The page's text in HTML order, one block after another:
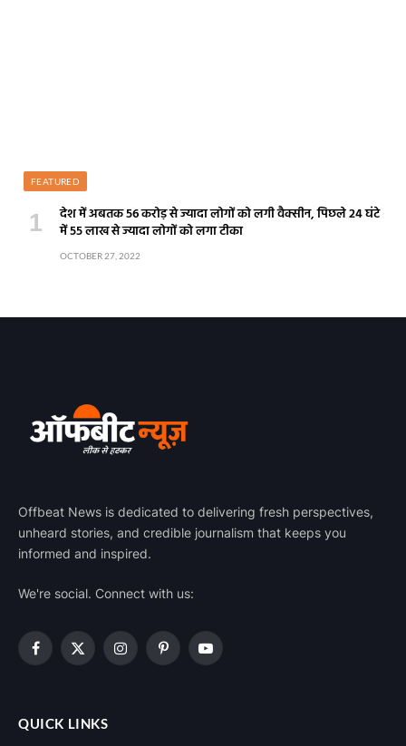
FEATURED
देश में अबतक 56 करोड़ से ज्यादा लोगों को लगी वैक्सीन, पिछले 24 घंटे
में 55 लाख से ज्यादा लोगों को लगा टीका
OCTOBER 27, 2022
Offbeat News is dedicated to delivering fresh perspectives,
unheard stories, and credible journalism that keeps you
informed and inspired.
We're social. Connect with us:
Facebook
X
InstagramPinterestYouTube
QUICK LINKS